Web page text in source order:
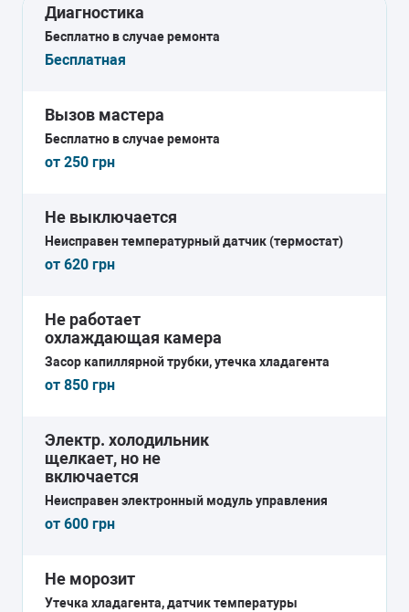
Диагностика
Бесплатно в случае ремонта
Бесплатная
Вызов мастера
Бесплатно в случае ремонта
от 250 грн
Не выключается
Неисправен температурный датчик (термостат)
от 620 грн
Не работает
охлаждающая камера
Засор капиллярной трубки, утечка хладагента
от 850 грн
Электр. холодильник
щелкает, но не
включается
Неисправен электронный модуль управления
от 600 грн
Не морозит
Утечка хладагента, датчик температуры